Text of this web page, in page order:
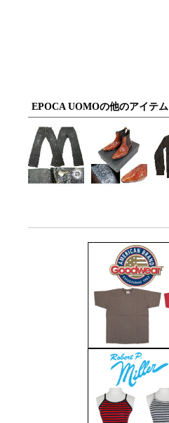
EPOCA UOMOの他のアイテム